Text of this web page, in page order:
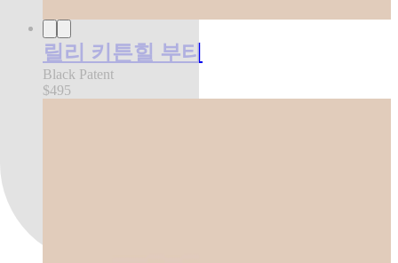
릴리 키튼힐 부티
Black Patent
$495